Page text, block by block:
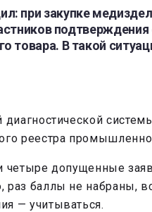
при закупке
товара. В такой
реестра
четыре допущенные
баллы не набраны,
— учитываться.